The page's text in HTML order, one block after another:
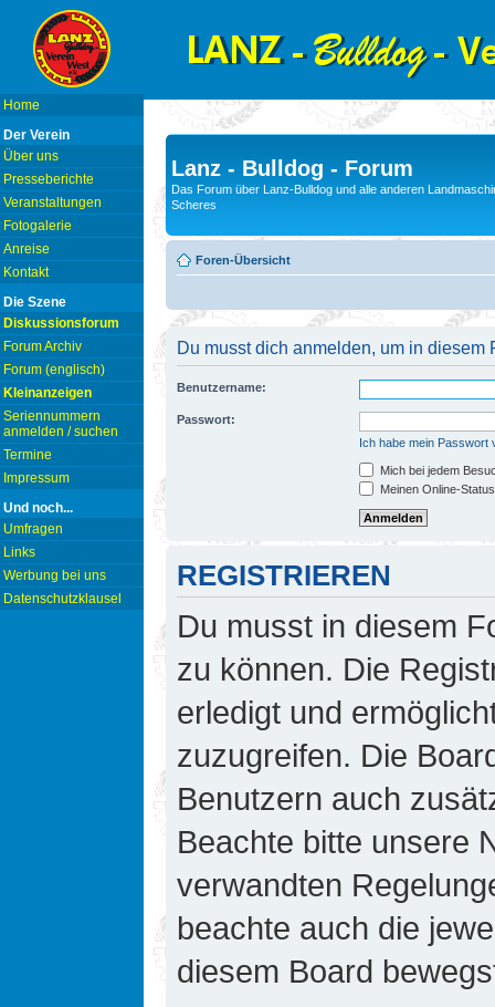
Home
Der Verein
Über uns
Presseberichte
Veranstaltungen
Fotogalerie
Anreise
Kontakt
Die Szene
Diskussionsforum
Forum Archiv
Forum (englisch)
Kleinanzeigen
Seriennummern
anmelden / suchen
Termine
Impressum
Und noch...
Umfragen
Links
Werbung bei uns
Datenschutzklausel
Lanz - Bulldog - Forum
Das Forum über Lanz-Bulldog und alle anderen
Scheres
Foren-Übersicht
Du musst dich anmelden, um in diesem
Benutzername:
Passwort:
Ich habe mein Passwort
Mich bei jedem
Meinen Online-
REGISTRIEREN
Du musst in diesem
zu können. Die
erledigt und
zuzugreifen. Die
Benutzern auch
Beachte bitte unsere
verwandten
beachte auch die
diesem Board